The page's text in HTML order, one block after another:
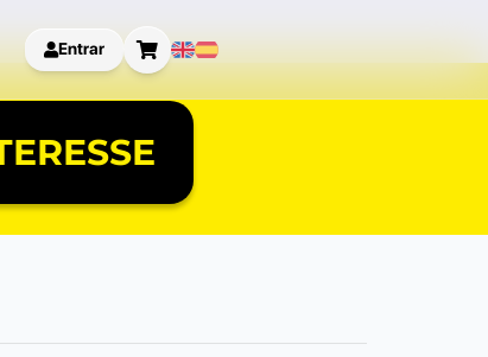
Entrar